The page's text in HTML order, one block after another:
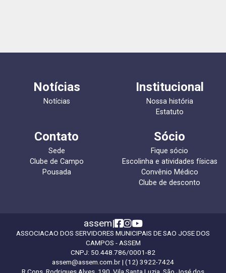
Notícias
Notícias
Institucional
Nossa história
Estatuto
Contato
Sede
Clube de Campo
Pousada
Sócio
Fique sócio
Escolinha e atividades físicas
Convênio Médico
Clube de desconto
assem|
ASSOCIACAO DOS SERVIDORES MUNICIPAIS DE SAO JOSE DOS
CAMPOS - ASSEM
CNPJ: 50.448.786/0001-82
assem@assem.com.br| (12) 3922-7424
R Cons. Rodrigues Alves, 190, Vila Santa Luzia, São José dos